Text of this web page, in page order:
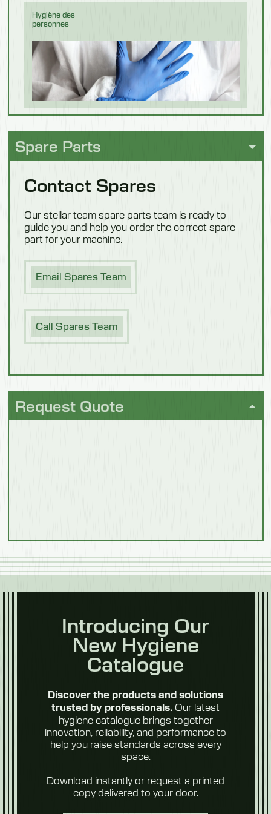
Chocolat
Confiserie
laitiers
Poisson
des
Hygiène des
personnes
Spare Parts
Contact Spares
Our stellar team spare parts team is ready to
guide you and help you order the correct spare
part for your machine.
Email Spares Team
Call Spares Team
Request Quote
Introducing Our
New Hygiene
Catalogue
Discover the products and solutions
trusted by professionals. Our latest
hygiene catalogue brings together
innovation, reliability, and performance to
help you raise standards across every
space.
Download instantly or request a printed
copy delivered to your door.